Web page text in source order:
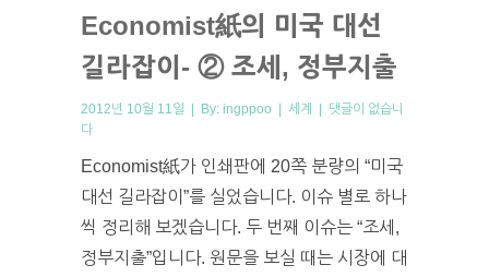
Economist紙의 미국 대선
길라잡이- ② 조세, 정부지출
2012년 10월 11일 | By: ingppoo | 세계 | 댓글이 없습니
다
Economist紙가 인쇄판에 20쪽 분량의 “미국
대선 길라잡이”를 실었습니다. 이슈 별로 하나
씩 정리해 보겠습니다. 두 번째 이슈는 “조세,
정부지출”입니다. 원문을 보실 때는 시장에 대